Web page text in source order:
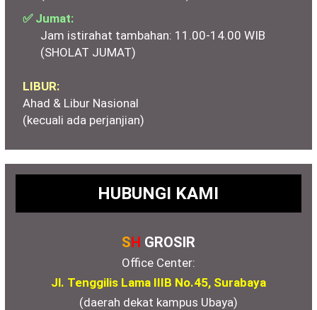
✅ Jumat:
Jam istirahat tambahan: 11.00-14.00 WIB
(SHOLAT JUMAT)
LIBUR:
Ahad & Libur Nasional
(kecuali ada perjanjian)
HUBUNGI KAMI
SH GROSIR
Office Center:
Jl. Tenggilis Lama IIIB No.45, Surabaya
(daerah dekat kampus Ubaya)